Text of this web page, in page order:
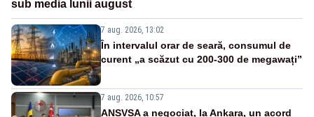
sub media lunii august
7 aug. 2026, 13:02
În intervalul orar de seară, consumul de
curent „a scăzut cu 200-300 de megawați”
7 aug. 2026, 10:57
ANSVSA a negociat, la Ankara, un acord